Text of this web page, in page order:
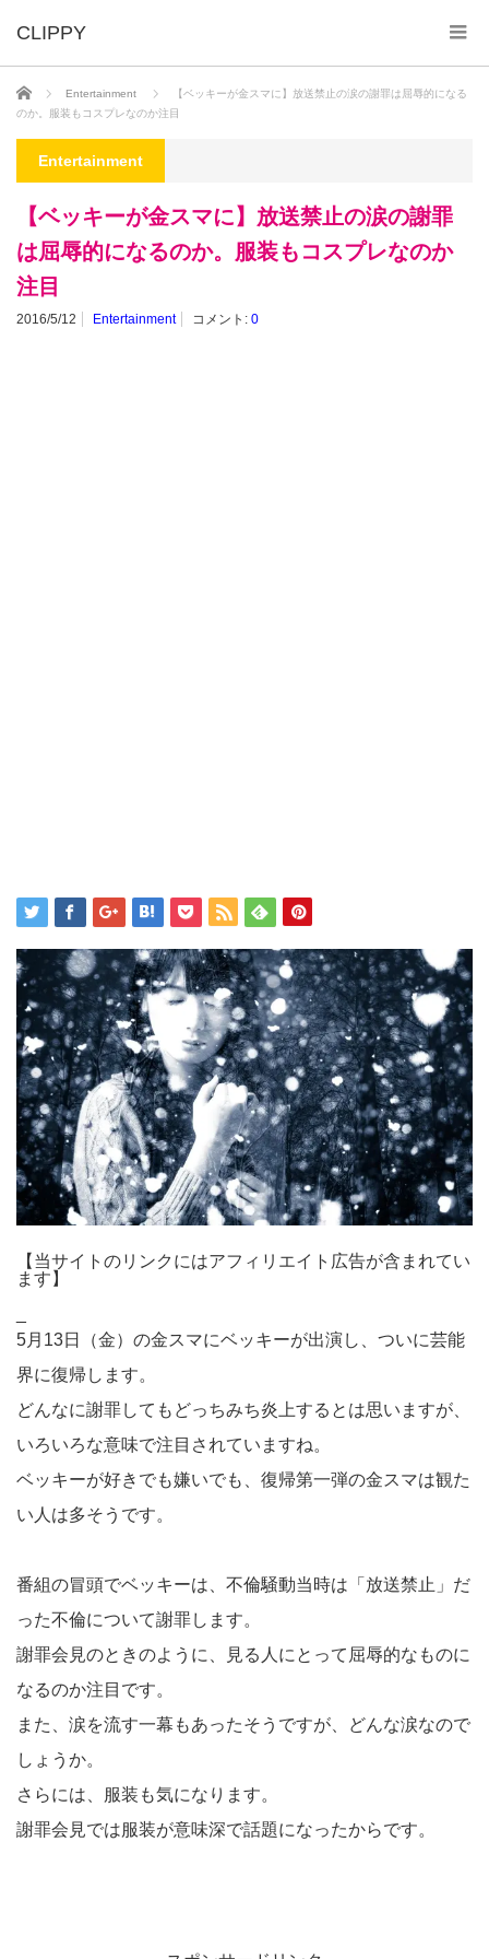
ホーム Entertainment
【ベッキーが金スマに】放送禁止の涙の謝罪は屈辱的になる
のか。服装もコスプレなのか注目
Entertainment
【ベッキーが金スマに】放送禁止の涙の謝罪
は屈辱的になるのか。服装もコスプレなのか
注目
2016/5/12 Entertainment コメント: 0
【当サイトのリンクにはアフィリエイト広告が含まれてい
ます】
5月13日（金）の金スマにベッキーが出演し、ついに芸能
界に復帰します。
どんなに謝罪してもどっちみち炎上するとは思いますが、
いろいろな意味で注目されていますね。
ベッキーが好きでも嫌いでも、復帰第一弾の金スマは観た
い人は多そうです。
番組の冒頭でベッキーは、不倫騒動当時は「放送禁止」だ
った不倫について謝罪します。
謝罪会見のときのように、見る人にとって屈辱的なものに
なるのか注目です。
また、涙を流す一幕もあったそうですが、どんな涙なので
しょうか。
さらには、服装も気になります。
謝罪会見では服装が意味深で話題になったからです。